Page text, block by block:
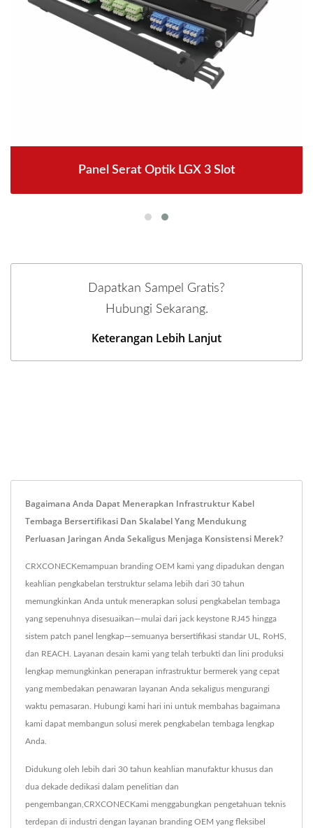
Panel Serat Optik LGX 3 Slot
Dapatkan Sampel Gratis?
Hubungi Sekarang.
Keterangan Lebih Lanjut
Bagaimana Anda Dapat Menerapkan Infrastruktur Kabel
Tembaga Bersertifikasi Dan Skalabel Yang Mendukung
Perluasan Jaringan Anda Sekaligus Menjaga Konsistensi Merek?
CRXCONECKemampuan branding OEM kami yang dipadukan dengan
keahlian pengkabelan terstruktur selama lebih dari 30 tahun
memungkinkan Anda untuk menerapkan solusi pengkabelan tembaga
yang sepenuhnya disesuaikan—mulai dari jack keystone RJ45 hingga
sistem patch panel lengkap—semuanya bersertifikasi standar UL, RoHS,
dan REACH. Layanan desain kami yang telah terbukti dan lini produksi
lengkap memungkinkan penerapan infrastruktur bermerek yang cepat
yang membedakan penawaran layanan Anda sekaligus mengurangi
waktu pemasaran. Hubungi kami hari ini untuk membahas bagaimana
kami dapat membangun solusi merek pengkabelan tembaga lengkap
Anda.
Didukung oleh lebih dari 30 tahun keahlian manufaktur khusus dan
dua dekade dedikasi dalam penelitian dan
pengembangan,CRXCONECKami menggabungkan pengetahuan teknis
terdepan di industri dengan layanan branding OEM yang fleksibel